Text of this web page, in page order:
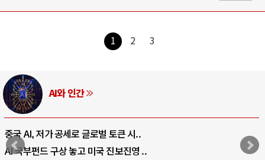
1 2 3
AI와 인간
중국 AI, 저가 공세로 글로벌 토큰 시..
AI 국부펀드 구상 놓고 미국 진보진영 ..